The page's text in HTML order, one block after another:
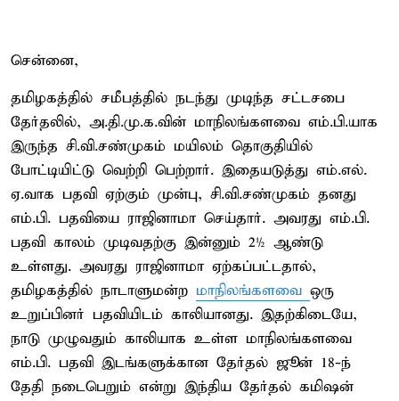
சென்னை,
தமிழகத்தில் சமீபத்தில் நடந்து முடிந்த சட்டசபை
தேர்தலில், அ.தி.மு.க.வின் மாநிலங்களவை எம்.பி.யாக
இருந்த சி.வி.சண்முகம் மயிலம் தொகுதியில்
போட்டியிட்டு வெற்றி பெற்றார். இதையடுத்து எம்.எல்.
ஏ.வாக பதவி ஏற்கும் முன்பு, சி.வி.சண்முகம் தனது
எம்.பி. பதவியை ராஜினாமா செய்தார். அவரது எம்.பி.
பதவி காலம் முடிவதற்கு இன்னும் 2½ ஆண்டு
உள்ளது. அவரது ராஜினாமா ஏற்கப்பட்டதால்,
தமிழகத்தில் நாடாளுமன்ற மாநிலங்களவை ஒரு
உறுப்பினர் பதவியிடம் காலியானது. இதற்கிடையே,
நாடு முழுவதும் காலியாக உள்ள மாநிலங்களவை
எம்.பி. பதவி இடங்களுக்கான தேர்தல் ஜூன் 18-ந்
தேதி நடைபெறும் என்று இந்திய தேர்தல் கமிஷன்